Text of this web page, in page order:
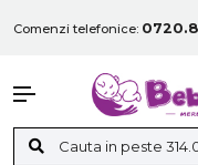
Comenzi telefonice: